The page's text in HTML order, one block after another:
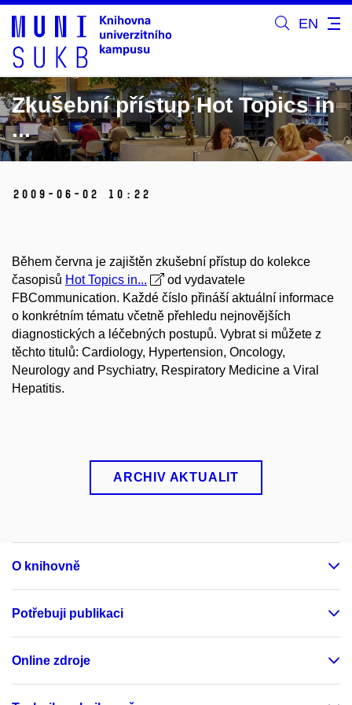
EN
Zkušební přístup Hot Topics in
...
2009-06-02 10:22
Během června je zajištěn zkušební přístup do kolekce
časopisů Hot Topics in...
od vydavatele
FBCommunication. Každé číslo přináší aktuální informace
o konkrétním tématu včetně přehledu nejnovějších
diagnostických a léčebných postupů. Vybrat si můžete z
těchto titulů: Cardiology, Hypertension, Oncology,
Neurology and Psychiatry, Respiratory Medicine a Viral
Hepatitis.
ARCHIV AKTUALIT
O knihovně
Potřebuji publikaci
Online zdroje